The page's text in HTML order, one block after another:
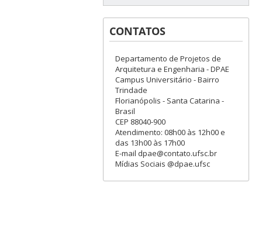
CONTATOS
Departamento de Projetos de
Arquitetura e Engenharia - DPAE
Campus Universitário - Bairro
Trindade
Florianópolis - Santa Catarina -
Brasil
CEP 88040-900
Atendimento: 08h00 às 12h00 e
das 13h00 às 17h00
E-mail dpae@contato.ufsc.br
Mídias Sociais @dpae.ufsc